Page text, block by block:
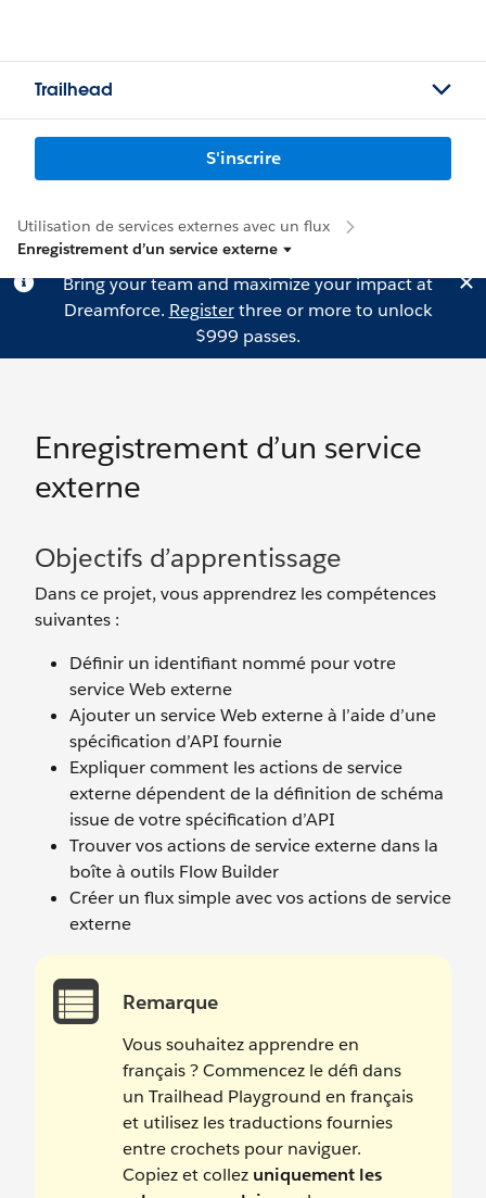
Trailhead
S'inscrire
Utilisation de services externes avec un flux
Enregistrement d’un service externe
Bring your team and maximize your impact at
Dreamforce. Registerthree or more to unlock
$999 passes.
Enregistrement d’un service
externe
Objectifs d’apprentissage
Dans ce projet, vous apprendrez les compétences
suivantes :
Définir un identifiant nommé pour votre
service Web externe
Ajouter un service Web externe à l’aide d’une
spécification d’API fournie
Expliquer comment les actions de service
externe dépendent de la définition de schéma
issue de votre spécification d’API
Trouver vos actions de service externe dans la
boîte à outils Flow Builder
Créer un flux simple avec vos actions de service
externe
Remarque
Vous souhaitez apprendre en
français ? Commencez le défi dans
un Trailhead Playground en français
et utilisez les traductions fournies
entre crochets pour naviguer.
Copiez et collez uniquement les